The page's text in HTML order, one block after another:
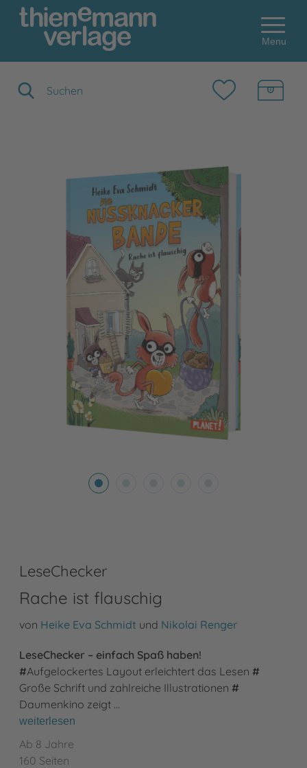
Menu
LeseChecker
Rache ist flauschig
von Heike Eva Schmidt und Nikolai Renger
LeseChecker – einfach Spaß haben!
#Aufgelockertes Layout erleichtert das Lesen #
Große Schrift und zahlreiche Illustrationen #
Daumenkino zeigt …
weiterlesen
Ab 8 Jahre
160 Seiten